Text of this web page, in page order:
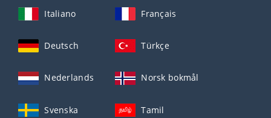
Italiano Français
Deutsch Türkçe
Nederlands Norsk bokmål
Svenska Tamil